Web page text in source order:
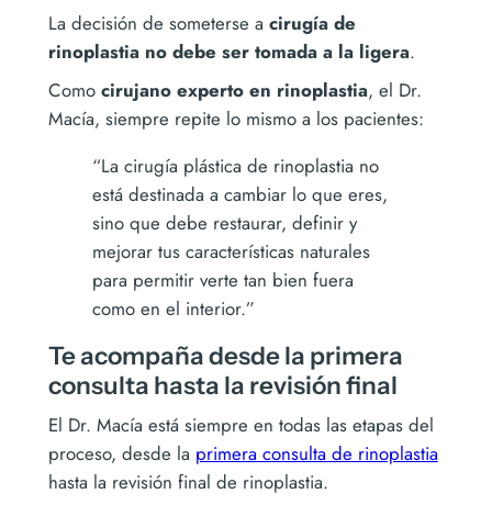
La decisión de someterse a cirugía de
rinoplastia no debe ser tomada a la ligera.
Como cirujano experto en rinoplastia, el Dr.
Macía, siempre repite lo mismo a los pacientes:
“La cirugía plástica de rinoplastia no
está destinada a cambiar lo que eres,
sino que debe restaurar, definir y
mejorar tus características naturales
para permitir verte tan bien fuera
como en el interior.”
Te acompaña desde la primera
consulta hasta la revisión final
El Dr. Macía está siempre en todas las etapas del
proceso, desde la primera consulta de rinoplastia
hasta la revisión final de rinoplastia.